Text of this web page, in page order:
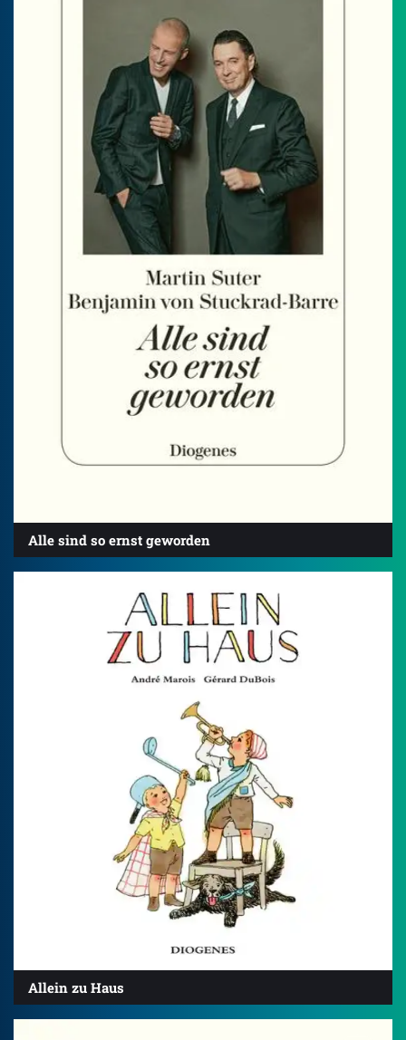
Alle sind so ernst geworden
Allein zu Haus